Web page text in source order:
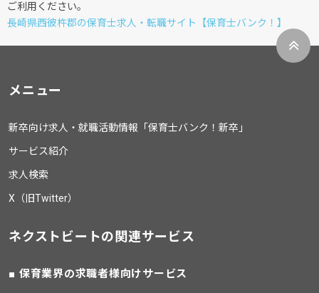
ご利用ください。
長崎県西彼杵郡の保育士求人・転職サイト【保育士バンク！】
メニュー
新卒向け求人・就職活動情報「保育士バンク！新卒」
サービス紹介
求人検索
X（旧Twitter）
ネクストビートの関連サービス
保育業界の求職者様向けサービス